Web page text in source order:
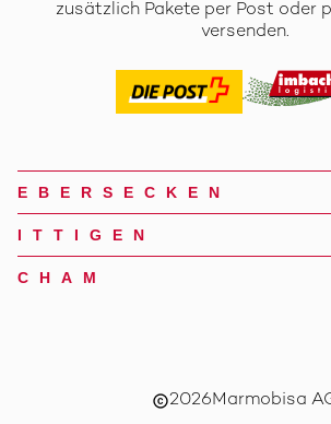
zusätzlich Pakete per Post oder
versenden.
EBERSECKEN
ITTIGEN
CHAM
copyright2026Marmobisa